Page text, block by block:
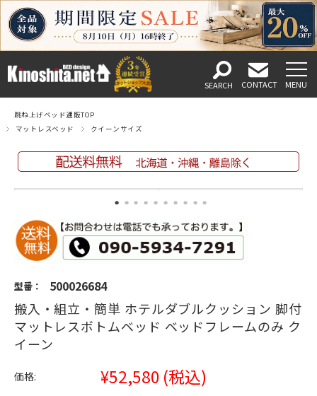
跳ね上げベッド通販TOP
マットレスベッド
クイーンサイズ
型番： 500026684
搬入・組立・簡単 ホテルダブルクッション 脚付
マットレスボトムベッド ベッドフレームのみ ク
イーン
価格: ¥52,580 (税込)